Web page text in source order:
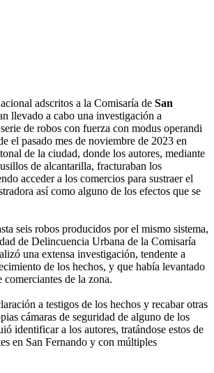
adscritos a la Comisaría de San
llevado a cabo una investigación a
de robos con fuerza con modus operandi
el pasado mes de noviembre de 2023 en
de la ciudad, donde los autores, mediante
de alcantarilla, fracturaban los
acceder a los comercios para sustraer el
así como alguno de los efectos que se
seis robos producidos por el mismo sistema,
de Delincuencia Urbana de la Comisaría
una extensa investigación, tendente a
de los hechos, y que había levantado
comerciantes de la zona.
a testigos de los hechos y recabar otras
cámaras de seguridad de alguno de los
identificar a los autores, tratándose estos de
en San Fernando y con múltiples